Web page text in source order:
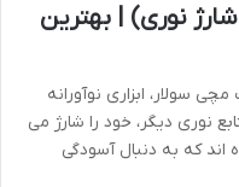
نوری) | بهترین
سولار، ابزاری نوآورانه
نوری دیگر، خود را شارژ می
اند که به دنبال آسودگی